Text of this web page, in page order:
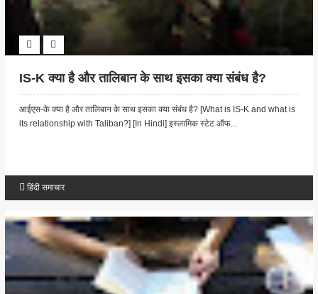
IS-K क्या है और तालिबान के साथ इसका क्या संबंध है?
आईएस-के क्या है और तालिबान के साथ इसका क्या संबंध है? [What is IS-K and what is
its relationship with Taliban?] [In Hindi] इस्लामिक स्टेट ऑफ...
हिंदी समाचार